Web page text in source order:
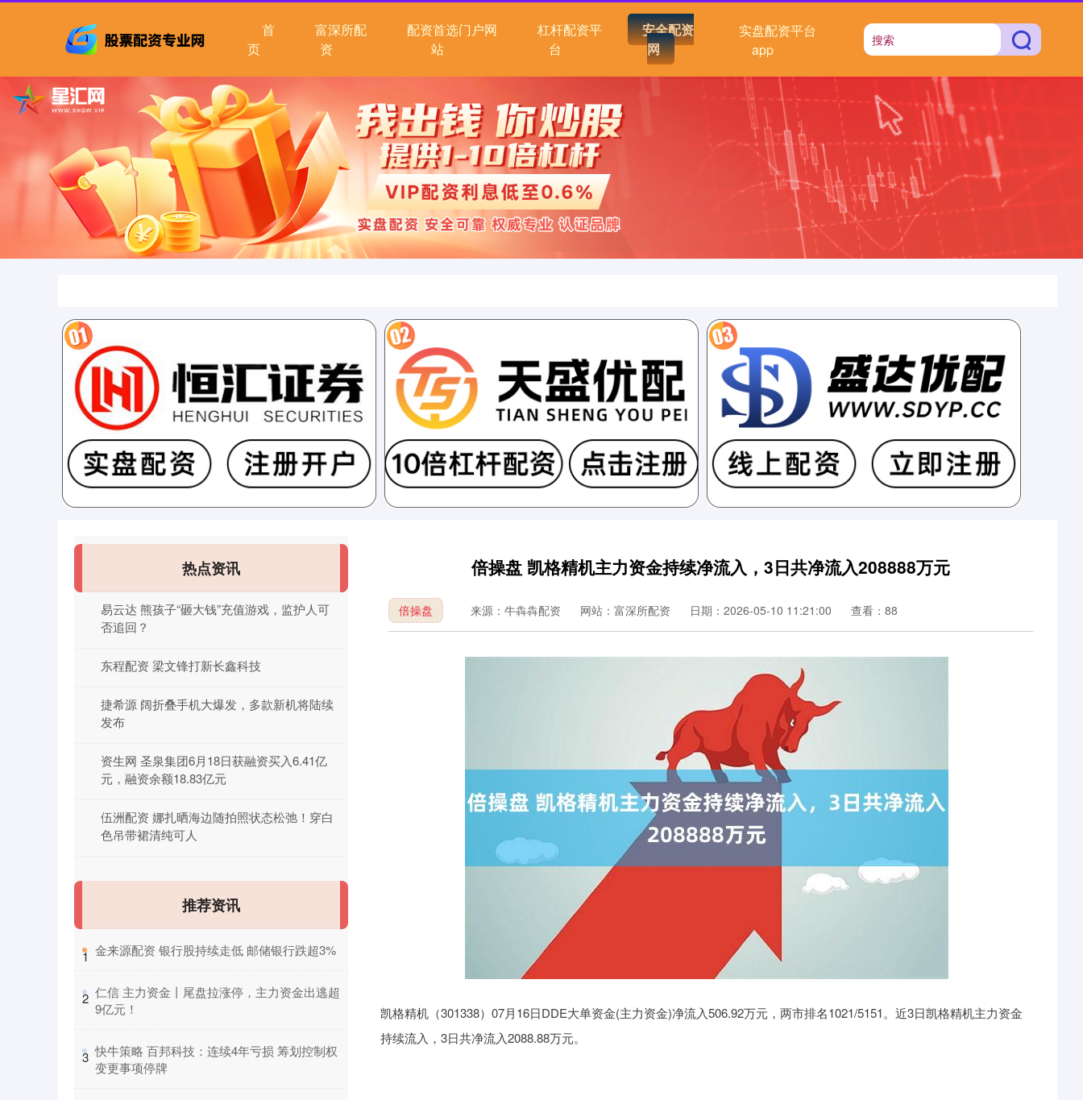
首
页
富深所配
资
配资首选门户网
站
杠杆配资平
台
安全配资
网
实盘配资平台
app
倍操盘 凯格精机主力资金持续净流入，3日共净流入208888万元
倍操盘 来源：牛犇犇配资 网站：富深所配资 日期：2026-05-10 11:21:00 查看：88
凯格精机（301338）07月16日DDE大单资金(主力资金)净流入506.92万元，两市排名1021/5151。近3日凯格精机主力资金
持续流入，3日共净流入2088.88万元。
热点资讯
易云达 熊孩子“砸大钱”充值游戏，监护人可
否追回？
东程配资 梁文锋打新长鑫科技
捷希源 阔折叠手机大爆发，多款新机将陆续
发布
资生网 圣泉集团6月18日获融资买入6.41亿
元，融资余额18.83亿元
伍洲配资 娜扎晒海边随拍照状态松弛！穿白
色吊带裙清纯可人
推荐资讯
1 ​金来源配资 银行股持续走低 邮储银行跌超3%
2 ​仁信 主力资金丨尾盘拉涨停，主力资金出逃超
9亿元！
3 ​快牛策略 百邦科技：连续4年亏损 筹划控制权
变更事项停牌